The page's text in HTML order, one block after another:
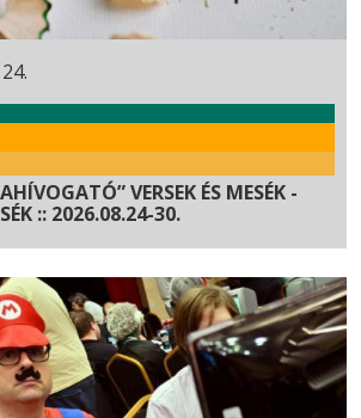
VERSEK ÉS MESÉK -
:: 2026.08.24-30.